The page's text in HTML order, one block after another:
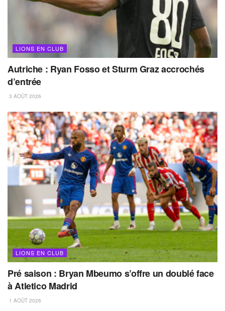
LIONS EN CLUB
Autriche : Ryan Fosso et Sturm Graz accrochés
d’entrée
3 AOÛT 2026
LIONS EN CLUB
Pré saison : Bryan Mbeumo s’offre un doublé face
à Atletico Madrid
1 AOÛT 2026